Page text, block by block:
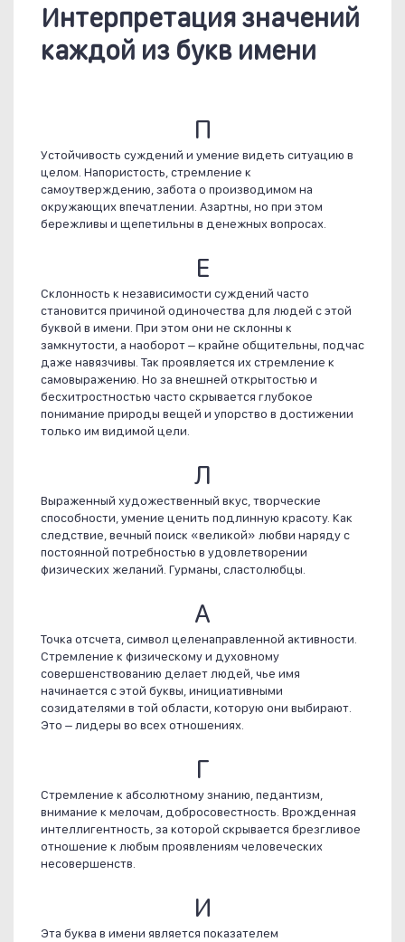
Интерпретация значений
каждой из букв имени
П
Устойчивость суждений и умение видеть ситуацию в
целом. Напористость, стремление к
самоутверждению, забота о производимом на
окружающих впечатлении. Азартны, но при этом
бережливы и щепетильны в денежных вопросах.
Е
Склонность к независимости суждений часто
становится причиной одиночества для людей с этой
буквой в имени. При этом они не склонны к
замкнутости, а наоборот – крайне общительны, подчас
даже навязчивы. Так проявляется их стремление к
самовыражению. Но за внешней открытостью и
бесхитростностью часто скрывается глубокое
понимание природы вещей и упорство в достижении
только им видимой цели.
Л
Выраженный художественный вкус, творческие
способности, умение ценить подлинную красоту. Как
следствие, вечный поиск «великой» любви наряду с
постоянной потребностью в удовлетворении
физических желаний. Гурманы, сластолюбцы.
А
Точка отсчета, символ целенаправленной активности.
Стремление к физическому и духовному
совершенствованию делает людей, чье имя
начинается с этой буквы, инициативными
созидателями в той области, которую они выбирают.
Это – лидеры во всех отношениях.
Г
Стремление к абсолютному знанию, педантизм,
внимание к мелочам, добросовестность. Врожденная
интеллигентность, за которой скрывается брезгливое
отношение к любым проявлениям человеческих
несовершенств.
И
Эта буква в имени является показателем